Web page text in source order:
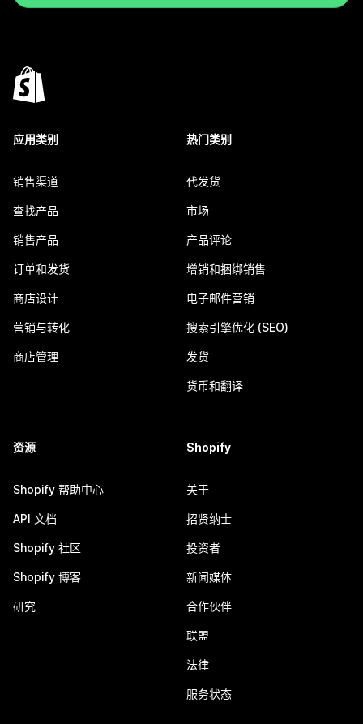
应用类别
销售渠道
查找产品
销售产品
订单和发货
商店设计
营销与转化
商店管理
热门类别
代发货
市场
产品评论
增销和捆绑销售
电子邮件营销
搜索引擎优化 (SEO)
发货
货币和翻译
资源
Shopify 帮助中心
API 文档
Shopify 社区
Shopify 博客
研究
Shopify
关于
招贤纳士
投资者
新闻媒体
合作伙伴
联盟
法律
服务状态